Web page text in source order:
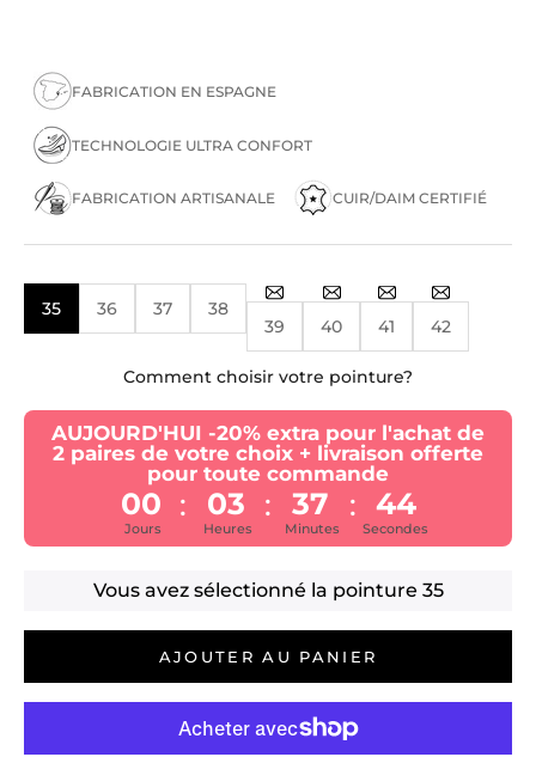
FABRICATION EN ESPAGNE
TECHNOLOGIE ULTRA CONFORT
FABRICATION ARTISANALE CUIR/DAIM CERTIFIÉ
35 36 37
38
39
40 41 42
Comment choisir votre pointure?
AUJOURD'HUI -20% extra pour l'achat de
2 paires de votre choix + livraison offerte
pour toute commande
00 : 03 : 37 : 43
Jours Heures Minutes Secondes
Vous avez sélectionné la pointure 35
AJOUTER AU PANIER